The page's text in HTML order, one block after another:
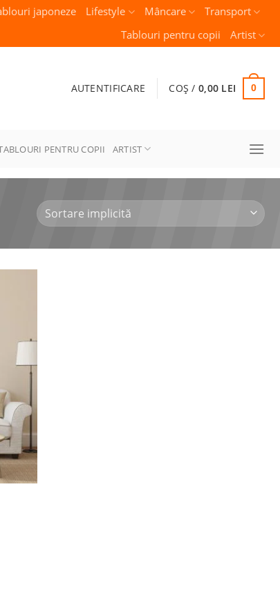
japoneze Lifestyle Mâncare
Transport
Tablouri pentru copii
Artist
AUTENTIFICARE COȘ / 0,00 LEI 0
PENTRU COPII ARTIST